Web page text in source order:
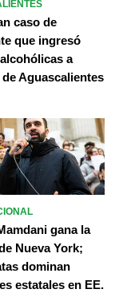
caso de
que ingresó
a
Aguascalientes
gana la
Nueva York;
dominan
estatales en EE.